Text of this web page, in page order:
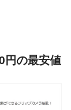
円の最安値